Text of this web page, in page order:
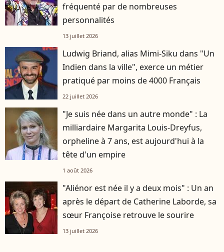
fréquenté par de nombreuses
personnalités
13 juillet 2026
Ludwig Briand, alias Mimi-Siku dans "Un
Indien dans la ville", exerce un métier
pratiqué par moins de 4000 Français
22 juillet 2026
"Je suis née dans un autre monde" : La
milliardaire Margarita Louis-Dreyfus,
orpheline à 7 ans, est aujourd'hui à la
tête d'un empire
1 août 2026
"Aliénor est née il y a deux mois" : Un an
après le départ de Catherine Laborde, sa
sœur Françoise retrouve le sourire
13 juillet 2026